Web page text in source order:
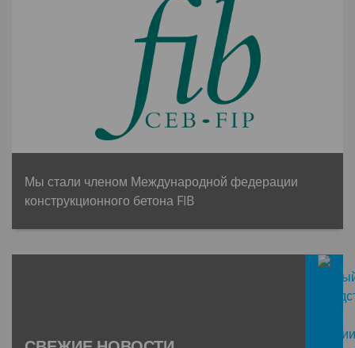
Мы стали членом Международной федерации
конструкционного бетона FIB